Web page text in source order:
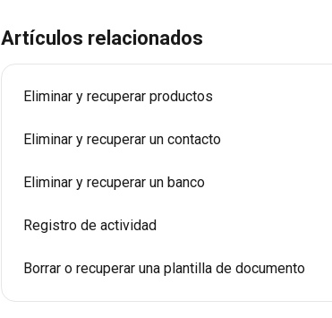
Artículos relacionados
Eliminar y recuperar productos
Eliminar y recuperar un contacto
Eliminar y recuperar un banco
Registro de actividad
Borrar o recuperar una plantilla de documento